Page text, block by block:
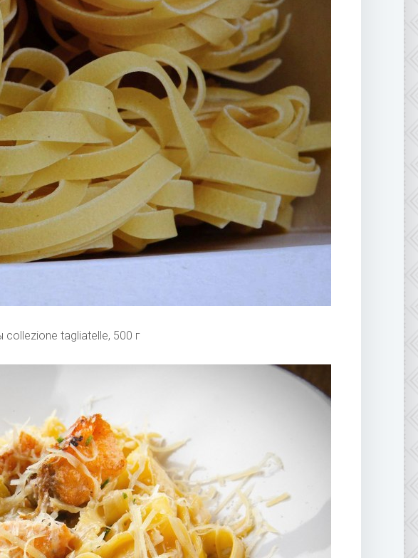
collezione tagliatelle, 500 г